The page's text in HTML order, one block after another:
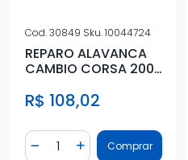
Cod.30849 Sku.10044724
REPARO ALAVANCA
CAMBIO CORSA 2002
R$ 108,02
Diminuir Quantidade
Quantidade
Adicionar Quantidade
Comprar